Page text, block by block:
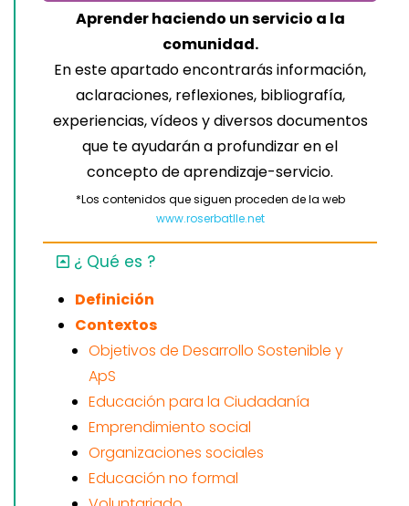
Aprender haciendo un servicio a la
comunidad.
En este apartado encontrarás información,
aclaraciones, reflexiones, bibliografía,
experiencias, vídeos y diversos documentos
que te ayudarán a profundizar en el
concepto de aprendizaje-servicio.
*Los contenidos que siguen proceden de la web
www.roserbatlle.net
¿ Qué es ?
Definición
Contextos
Objetivos de Desarrollo Sostenible y
ApS
Educación para la Ciudadanía
Emprendimiento social
Organizaciones sociales
Educación no formal